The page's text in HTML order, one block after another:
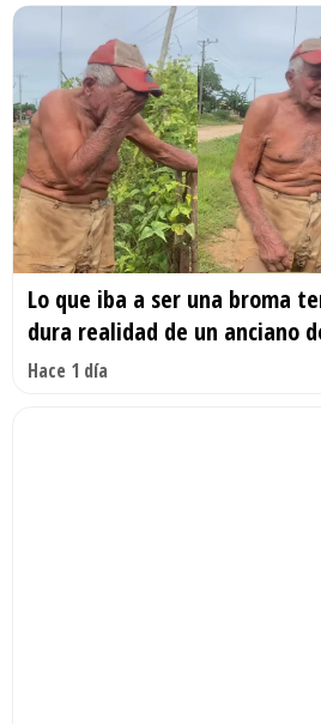
Lo que iba a ser una broma
dura realidad de un anciano
Hace 1 día